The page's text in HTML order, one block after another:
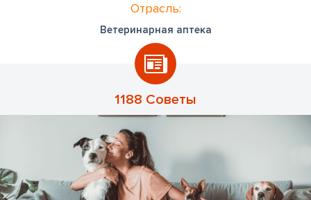
Отрасль:
Ветеринарная аптека
1188 Советы